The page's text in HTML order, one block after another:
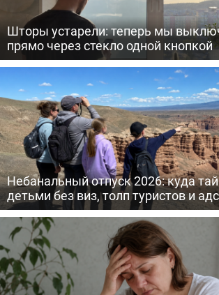
Шторы устарели: теперь мы
прямо через стекло одной кнопкой
Небанальный отпуск 2026: куда
детьми без виз, толп туристов и